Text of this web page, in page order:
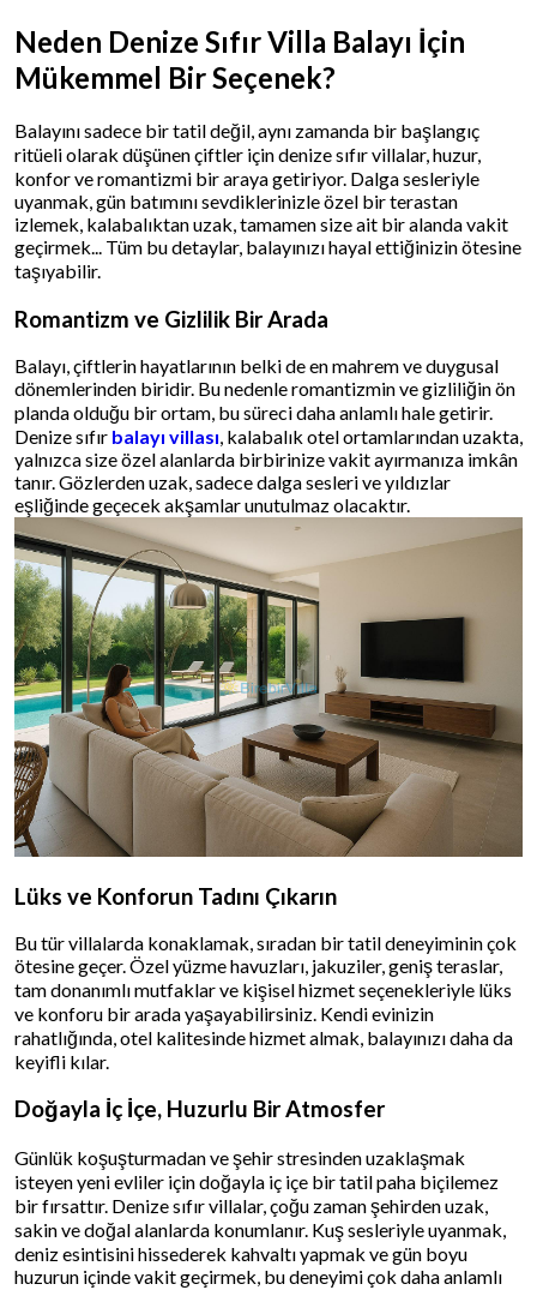
Neden Denize Sıfır Villa Balayı İçin
Mükemmel Bir Seçenek?
Balayını sadece bir tatil değil, aynı zamanda bir başlangıç
ritüeli olarak düşünen çiftler için denize sıfır villalar, huzur,
konfor ve romantizmi bir araya getiriyor. Dalga sesleriyle
uyanmak, gün batımını sevdiklerinizle özel bir terastan
izlemek, kalabalıktan uzak, tamamen size ait bir alanda vakit
geçirmek... Tüm bu detaylar, balayınızı hayal ettiğinizin ötesine
taşıyabilir.
Romantizm ve Gizlilik Bir Arada
Balayı, çiftlerin hayatlarının belki de en mahrem ve duygusal
dönemlerinden biridir. Bu nedenle romantizmin ve gizliliğin ön
planda olduğu bir ortam, bu süreci daha anlamlı hale getirir.
Denize sıfır balayı villası, kalabalık otel ortamlarından uzakta,
yalnızca size özel alanlarda birbirinize vakit ayırmanıza imkân
tanır. Gözlerden uzak, sadece dalga sesleri ve yıldızlar
eşliğinde geçecek akşamlar unutulmaz olacaktır.
Lüks ve Konforun Tadını Çıkarın
Bu tür villalarda konaklamak, sıradan bir tatil deneyiminin çok
ötesine geçer. Özel yüzme havuzları, jakuziler, geniş teraslar,
tam donanımlı mutfaklar ve kişisel hizmet seçenekleriyle lüks
ve konforu bir arada yaşayabilirsiniz. Kendi evinizin
rahatlığında, otel kalitesinde hizmet almak, balayınızı daha da
keyifli kılar.
Doğayla İç İçe, Huzurlu Bir Atmosfer
Günlük koşuşturmadan ve şehir stresinden uzaklaşmak
isteyen yeni evliler için doğayla iç içe bir tatil paha biçilemez
bir fırsattır. Denize sıfır villalar, çoğu zaman şehirden uzak,
sakin ve doğal alanlarda konumlanır. Kuş sesleriyle uyanmak,
deniz esintisini hissederek kahvaltı yapmak ve gün boyu
huzurun içinde vakit geçirmek, bu deneyimi çok daha anlamlı